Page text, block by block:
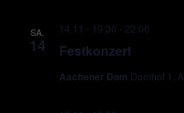
SA.
14 Festkonzert
14.11 - 19:30 - 22:00
Aachener Dom Domhof 1,